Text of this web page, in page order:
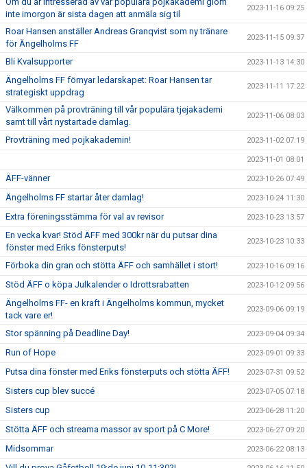
inte imorgon är sista dagen att anmäla sig til
2023-11-16 09:25
Roar Hansen anställer Andreas Granqvist som ny tränare
för Ängelholms FF
2023-11-15 09:37
Bli Kvalsupporter 2023-11-13 14:30
Ängelholms FF förnyar ledarskapet: Roar Hansen tar
strategiskt uppdrag
2023-11-11 17:22
Välkommen på provträning till vår populära tjejakademi
samt till vårt nystartade damlag.
2023-11-06 08:03
Provträning med pojkakademin! 2023-11-02 07:19
2023-11-01 08:01
ÄFF-vänner 2023-10-26 07:49
Ängelholms FF startar åter damlag! 2023-10-24 11:30
Extra föreningsstämma för val av revisor 2023-10-23 13:57
En vecka kvar! Stöd ÄFF med 300kr när du putsar dina
fönster med Eriks fönsterputs!
2023-10-23 10:33
Förboka din gran och stötta ÄFF och samhället i stort! 2023-10-16 09:16
Stöd ÄFF o köpa Julkalender o Idrottsrabatten 2023-10-12 09:56
Ängelholms FF- en kraft i Ängelholms kommun, mycket
tack vare er!
2023-09-06 09:19
Stor spänning på Deadline Day! 2023-09-04 09:34
Run of Hope 2023-09-01 09:33
Putsa dina fönster med Eriks fönsterputs och stötta ÄFF! 2023-07-31 09:52
Sisters cup blev succé 2023-07-05 07:18
Sisters cup 2023-06-28 11:20
Stötta ÄFF och streama massor av sport på C More! 2023-06-27 09:20
Midsommar 2023-06-22 08:13